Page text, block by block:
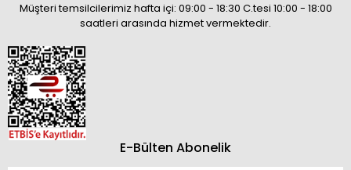
Müşteri temsilcilerimiz hafta içi: 09:00 - 18:30 C.tesi 10:00 - 18:00
saatleri arasında hizmet vermektedir.
E-Bülten Abonelik